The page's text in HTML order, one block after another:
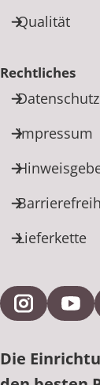
Qualität
Rechtliches
Datenschutz
Impressum
Lieferkette
Externe
Die